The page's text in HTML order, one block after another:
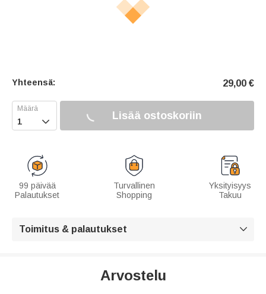
Yhteensä: 29,00 €
 Lisää ostoskoriin
99 päivää
Palautukset
Turvallinen
Shopping
Yksityisyys
Takuu
Toimitus & palautukset 
Arvostelu